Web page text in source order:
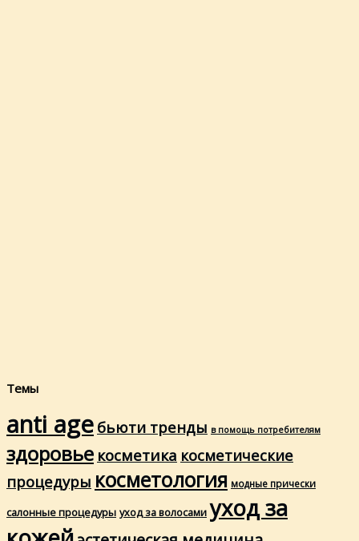
Темы
anti age бьюти тренды в помощь потребителям
здоровье косметика косметические
процедуры косметология модные прически
салонные процедуры уход за волосами уход за